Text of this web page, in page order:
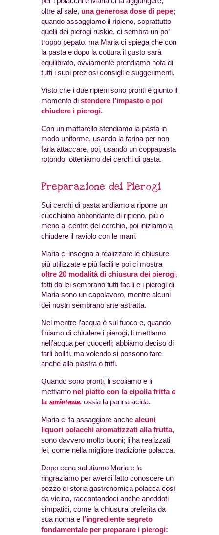
oltre al sale, una generosa dose di pepe;
quando assaggiamo il ripieno, soprattutto
quelli dei pierogi ruskie, ci sembra un po’
troppo pepato, ma Maria ci spiega che con
la pasta e dopo la cottura il gusto sarà
equilibrato, ovviamente prendiamo nota di
tutti i suoi preziosi consigli e suggerimenti.
Visto che i due ripieni sono pronti è giunto il
momento di stendere l’impasto e poi
chiudere i pierogi.
Con un mattarello stendiamo la pasta in
modo uniforme, usando la farina per non
farla attaccare, poi, usando un coppapasta
rotondo, otteniamo dei cerchi di pasta.
Preparazione dei Pierogi
Sui cerchi di pasta andiamo a riporre un
cucchiaino abbondante di ripieno, più o
meno al centro del cerchio, poi iniziamo a
chiudere il raviolo con le mani.
Maria ci insegna a realizzare le chiusure
più utilizzate e più facili e poi ci mostra
oltre 20 modalità di chiusura dei pierogi,
fatti da lei sembrano tutti facili e i pierogi di
Maria sono un capolavoro, mentre alcuni
dei nostri sembrano arte astratta.
Nel mentre l’acqua è sul fuoco e, quando
finiamo di chiudere i pierogi, li mettiamo
nell’acqua per cuocerli; abbiamo deciso di
farli bolliti, ma volendo si possono fare
anche alla piastra o fritti.
Quando sono pronti, li scoliamo e li
mettiamo nel piatto con la cipolla fritta e
lasmietana, ossia la panna acida.
Maria ci fa assaggiare anche alcuni
liquori polacchi aromatizzati alla frutta,
sono davvero molto buoni; li ha realizzati
lei, come nella migliore tradizione polacca.
Dopo cena salutiamo Maria e la
ringraziamo per averci fatto conoscere un
pezzo di storia gastronomica polacca così
da vicino, raccontandoci anche aneddoti
simpatici, come la chiusura preferita da
sua nonna e l’ingrediente segreto
fondamentale per preparare i pierogi: